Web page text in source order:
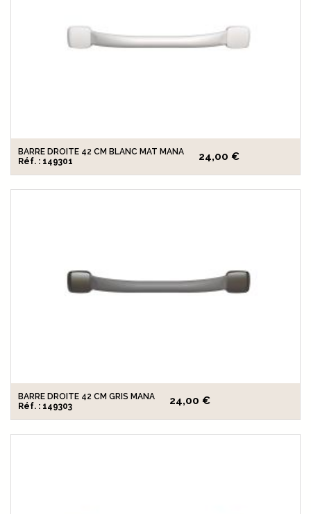
BARRE DROITE 42 CM BLANC MAT MANA
Réf. : 149301
24,00 €
BARRE DROITE 42 CM GRIS MANA
Réf. : 149303
24,00 €